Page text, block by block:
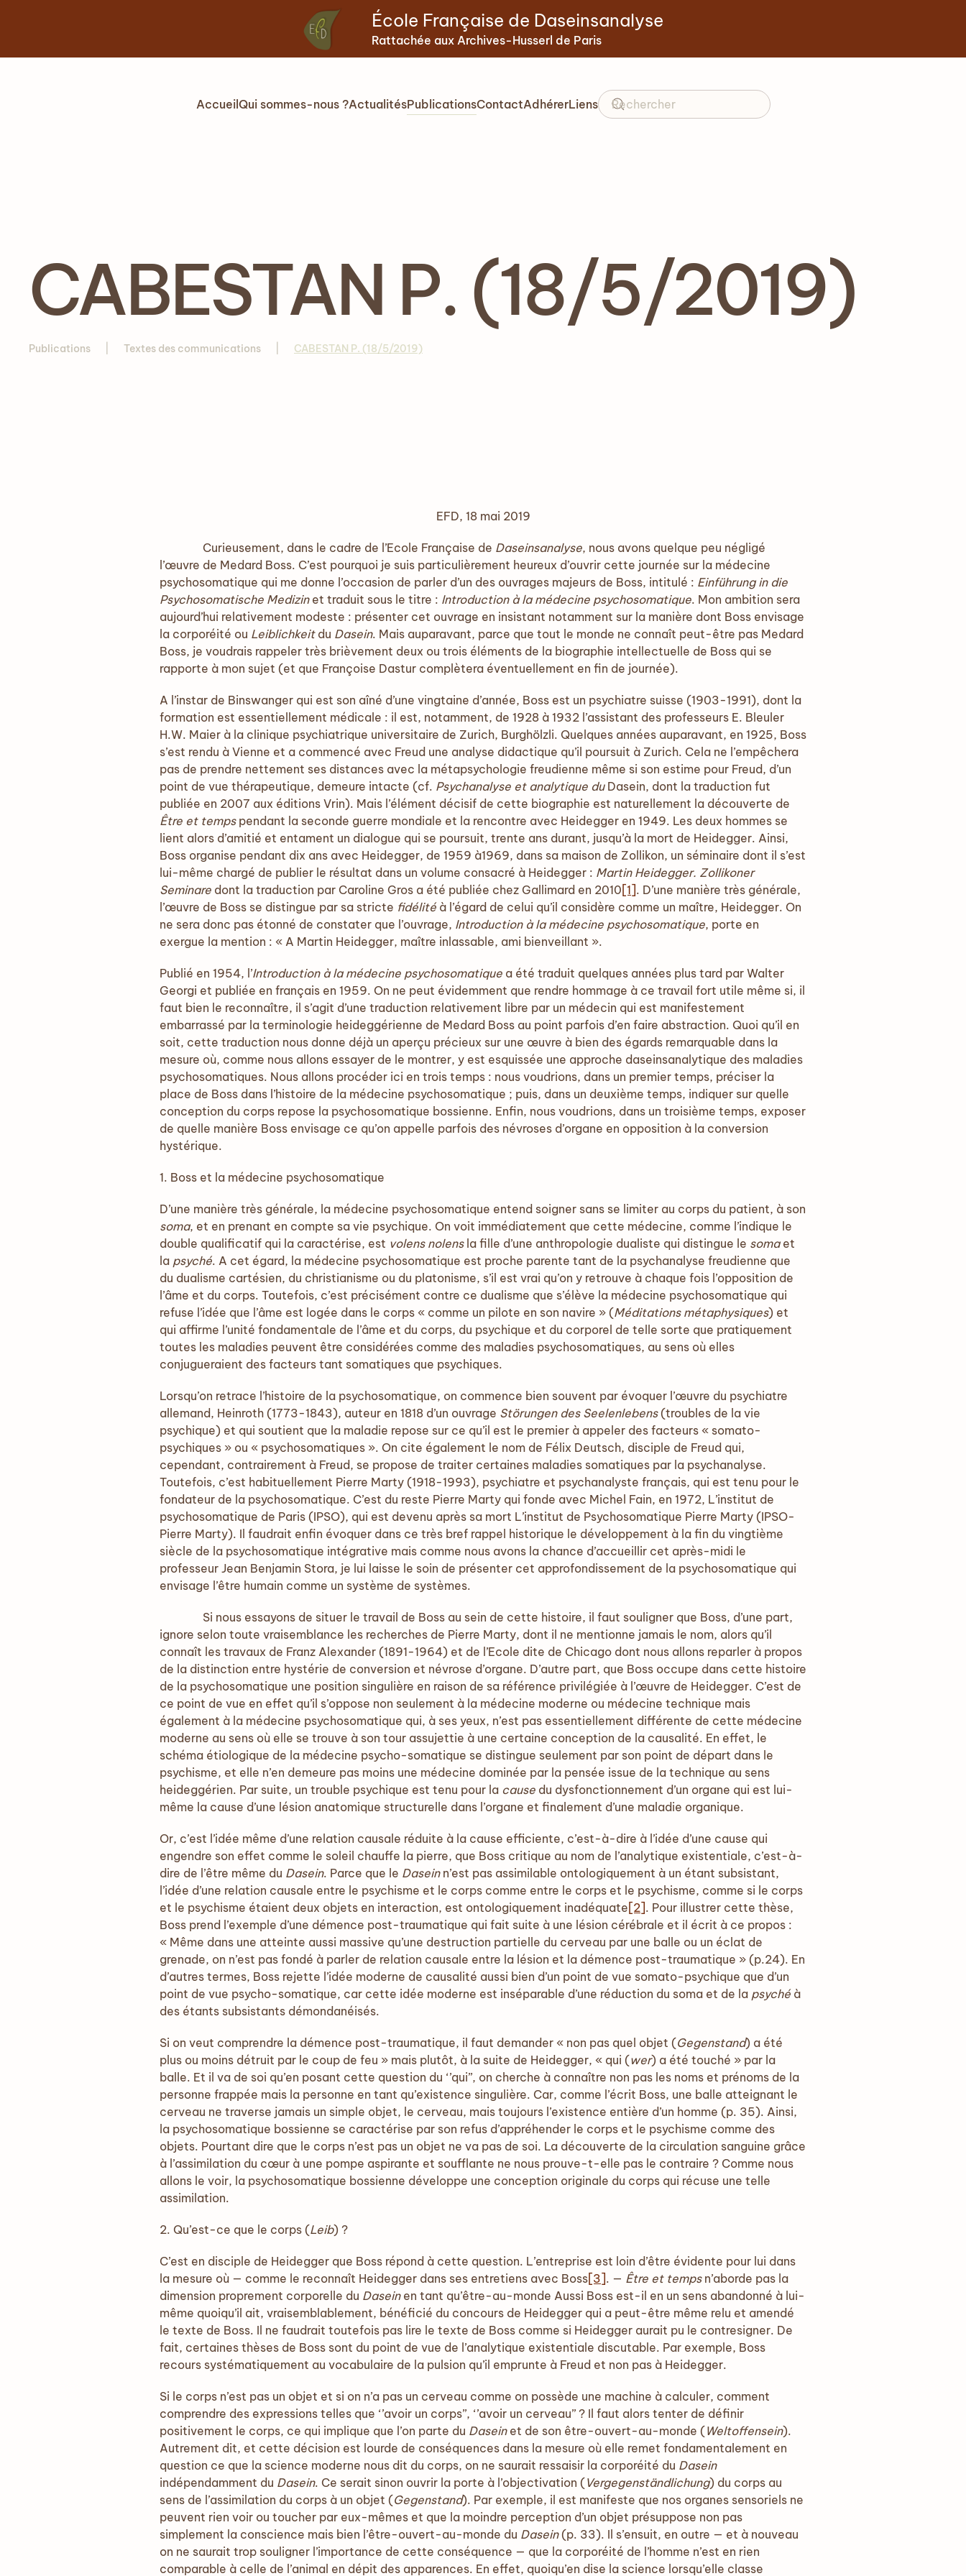
École Française de Daseinsanalyse
Rattachée aux Archives-Husserl de Paris
AccueilQui sommes-nous ?ActualitésPublicationsContactAdhérerLiens
CABESTAN P. (18/5/2019)
Publications Textes des communications CABESTAN P. (18/5/2019)
EFD, 18 mai 2019
Curieusement, dans le cadre de l’Ecole Française de Daseinsanalyse, nous avons quelque peu négligé
l’œuvre de Medard Boss. C’est pourquoi je suis particulièrement heureux d’ouvrir cette journée sur la médecine
psychosomatique qui me donne l’occasion de parler d’un des ouvrages majeurs de Boss, intitulé : Einführung in die
Psychosomatische Medizinet traduit sous le titre : Introduction à la médecine psychosomatique. Mon ambition sera
aujourd’hui relativement modeste : présenter cet ouvrage en insistant notamment sur la manière dont Boss envisage
la corporéité ou Leiblichkeitdu Dasein. Mais auparavant, parce que tout le monde ne connaît peut-être pas Medard
Boss, je voudrais rappeler très brièvement deux ou trois éléments de la biographie intellectuelle de Boss qui se
rapporte à mon sujet (et que Françoise Dastur complètera éventuellement en fin de journée).
A l’instar de Binswanger qui est son aîné d’une vingtaine d’année, Boss est un psychiatre suisse (1903-1991), dont la
formation est essentiellement médicale : il est, notamment, de 1928 à 1932 l’assistant des professeurs E. Bleuler
H.W. Maier à la clinique psychiatrique universitaire de Zurich, Burghölzli. Quelques années auparavant, en 1925, Boss
s’est rendu à Vienne et a commencé avec Freud une analyse didactique qu’il poursuit à Zurich. Cela ne l’empêchera
pas de prendre nettement ses distances avec la métapsychologie freudienne même si son estime pour Freud, d’un
point de vue thérapeutique, demeure intacte (cf. Psychanalyse et analytique du Dasein, dont la traduction fut
publiée en 2007 aux éditions Vrin). Mais l’élément décisif de cette biographie est naturellement la découverte de
Être et temps pendant la seconde guerre mondiale et la rencontre avec Heidegger en 1949. Les deux hommes se
lient alors d’amitié et entament un dialogue qui se poursuit, trente ans durant, jusqu’à la mort de Heidegger. Ainsi,
Boss organise pendant dix ans avec Heidegger, de 1959 à1969, dans sa maison de Zollikon, un séminaire dont il s’est
lui-même chargé de publier le résultat dans un volume consacré à Heidegger : Martin Heidegger. Zollikoner
Seminare dont la traduction par Caroline Gros a été publiée chez Gallimard en 2010[1]. D’une manière très générale,
l’œuvre de Boss se distingue par sa stricte fidélitéà l’égard de celui qu’il considère comme un maître, Heidegger. On
ne sera donc pas étonné de constater que l’ouvrage, Introduction à la médecine psychosomatique, porte en
exergue la mention : « A Martin Heidegger, maître inlassable, ami bienveillant ».
Publié en 1954, l’Introduction à la médecine psychosomatique a été traduit quelques années plus tard par Walter
Georgi et publiée en français en 1959. On ne peut évidemment que rendre hommage à ce travail fort utile même si, il
faut bien le reconnaître, il s’agit d’une traduction relativement libre par un médecin qui est manifestement
embarrassé par la terminologie heideggérienne de Medard Boss au point parfois d’en faire abstraction. Quoi qu’il en
soit, cette traduction nous donne déjà un aperçu précieux sur une œuvre à bien des égards remarquable dans la
mesure où, comme nous allons essayer de le montrer, y est esquissée une approche daseinsanalytique des maladies
psychosomatiques. Nous allons procéder ici en trois temps : nous voudrions, dans un premier temps, préciser la
place de Boss dans l’histoire de la médecine psychosomatique ; puis, dans un deuxième temps, indiquer sur quelle
conception du corps repose la psychosomatique bossienne. Enfin, nous voudrions, dans un troisième temps, exposer
de quelle manière Boss envisage ce qu’on appelle parfois des névroses d’organe en opposition à la conversion
hystérique.
1. Boss et la médecine psychosomatique
D’une manière très générale, la médecine psychosomatique entend soigner sans se limiter au corps du patient, à son
soma, et en prenant en compte sa vie psychique. On voit immédiatement que cette médecine, comme l’indique le
double qualificatif qui la caractérise, est volens nolensla fille d’une anthropologie dualiste qui distingue le somaet
la psyché. A cet égard, la médecine psychosomatique est proche parente tant de la psychanalyse freudienne que
du dualisme cartésien, du christianisme ou du platonisme, s’il est vrai qu’on y retrouve à chaque fois l’opposition de
l’âme et du corps. Toutefois, c’est précisément contre ce dualisme que s’élève la médecine psychosomatique qui
refuse l’idée que l’âme est logée dans le corps « comme un pilote en son navire » (Méditations métaphysiques) et
qui affirme l’unité fondamentale de l’âme et du corps, du psychique et du corporel de telle sorte que pratiquement
toutes les maladies peuvent être considérées comme des maladies psychosomatiques, au sens où elles
conjugueraient des facteurs tant somatiques que psychiques.
Lorsqu’on retrace l’histoire de la psychosomatique, on commence bien souvent par évoquer l’œuvre du psychiatre
allemand, Heinroth (1773-1843), auteur en 1818 d’un ouvrage Störungen des Seelenlebens(troubles de la vie
psychique) et qui soutient que la maladie repose sur ce qu’il est le premier à appeler des facteurs « somato-
psychiques » ou « psychosomatiques ». On cite également le nom de Félix Deutsch, disciple de Freud qui,
cependant, contrairement à Freud, se propose de traiter certaines maladies somatiques par la psychanalyse.
Toutefois, c’est habituellement Pierre Marty (1918-1993), psychiatre et psychanalyste français, qui est tenu pour le
fondateur de la psychosomatique. C’est du reste Pierre Marty qui fonde avec Michel Fain, en 1972, L’institut de
psychosomatique de Paris (IPSO), qui est devenu après sa mort L’institut de Psychosomatique Pierre Marty (IPSO-
Pierre Marty). Il faudrait enfin évoquer dans ce très bref rappel historique le développement à la fin du vingtième
siècle de la psychosomatique intégrative mais comme nous avons la chance d’accueillir cet après-midi le
professeur Jean Benjamin Stora, je lui laisse le soin de présenter cet approfondissement de la psychosomatique qui
envisage l’être humain comme un système de systèmes.
Si nous essayons de situer le travail de Boss au sein de cette histoire, il faut souligner que Boss, d’une part,
ignore selon toute vraisemblance les recherches de Pierre Marty, dont il ne mentionne jamais le nom, alors qu’il
connaît les travaux de Franz Alexander (1891-1964) et de l’Ecole dite de Chicago dont nous allons reparler à propos
de la distinction entre hystérie de conversion et névrose d’organe. D’autre part, que Boss occupe dans cette histoire
de la psychosomatique une position singulière en raison de sa référence privilégiée à l’œuvre de Heidegger. C’est de
ce point de vue en effet qu’il s’oppose non seulement à la médecine moderne ou médecine technique mais
également à la médecine psychosomatique qui, à ses yeux, n’est pas essentiellement différente de cette médecine
moderne au sens où elle se trouve à son tour assujettie à une certaine conception de la causalité. En effet, le
schéma étiologique de la médecine psycho-somatique se distingue seulement par son point de départ dans le
psychisme, et elle n’en demeure pas moins une médecine dominée par la pensée issue de la technique au sens
heideggérien. Par suite, un trouble psychique est tenu pour la cause du dysfonctionnement d’un organe qui est lui-
même la cause d’une lésion anatomique structurelle dans l’organe et finalement d’une maladie organique.
Or, c’est l’idée même d’une relation causale réduite à la cause efficiente, c’est-à-dire à l’idée d’une cause qui
engendre son effet comme le soleil chauffe la pierre, que Boss critique au nom de l’analytique existentiale, c’est-à-
dire de l’être même du Dasein. Parce que le Daseinn’est pas assimilable ontologiquement à un étant subsistant,
l’idée d’une relation causale entre le psychisme et le corps comme entre le corps et le psychisme, comme si le corps
et le psychisme étaient deux objets en interaction, est ontologiquement inadéquate[2]. Pour illustrer cette thèse,
Boss prend l’exemple d’une démence post-traumatique qui fait suite à une lésion cérébrale et il écrit à ce propos :
« Même dans une atteinte aussi massive qu’une destruction partielle du cerveau par une balle ou un éclat de
grenade, on n’est pas fondé à parler de relation causale entre la lésion et la démence post-traumatique » (p.24). En
d’autres termes, Boss rejette l’idée moderne de causalité aussi bien d’un point de vue somato-psychique que d’un
point de vue psycho-somatique, car cette idée moderne est inséparable d’une réduction du soma et de la psychéà
des étants subsistants démondanéisés.
Si on veut comprendre la démence post-traumatique, il faut demander « non pas quel objet (Gegenstand) a été
plus ou moins détruit par le coup de feu » mais plutôt, à la suite de Heidegger, « qui (wer) a été touché » par la
balle. Et il va de soi qu’en posant cette question du ‘’qui’’, on cherche à connaître non pas les noms et prénoms de la
personne frappée mais la personne en tant qu’existence singulière. Car, comme l’écrit Boss, une balle atteignant le
cerveau ne traverse jamais un simple objet, le cerveau, mais toujours l’existence entière d’un homme (p. 35). Ainsi,
la psychosomatique bossienne se caractérise par son refus d’appréhender le corps et le psychisme comme des
objets. Pourtant dire que le corps n’est pas un objet ne va pas de soi. La découverte de la circulation sanguine grâce
à l’assimilation du cœur à une pompe aspirante et soufflante ne nous prouve-t-elle pas le contraire ? Comme nous
allons le voir, la psychosomatique bossienne développe une conception originale du corps qui récuse une telle
assimilation.
2. Qu’est-ce que le corps (Leib) ?
C’est en disciple de Heidegger que Boss répond à cette question. L’entreprise est loin d’être évidente pour lui dans
la mesure où — comme le reconnaît Heidegger dans ses entretiens avec Boss[3]. — Être et tempsn’aborde pas la
dimension proprement corporelle du Daseinen tant qu’être-au-monde Aussi Boss est-il en un sens abandonné à lui-
même quoiqu’il ait, vraisemblablement, bénéficié du concours de Heidegger qui a peut-être même relu et amendé
le texte de Boss. Il ne faudrait toutefois pas lire le texte de Boss comme si Heidegger aurait pu le contresigner. De
fait, certaines thèses de Boss sont du point de vue de l’analytique existentiale discutable. Par exemple, Boss
recours systématiquement au vocabulaire de la pulsion qu’il emprunte à Freud et non pas à Heidegger.
Si le corps n’est pas un objet et si on n’a pas un cerveau comme on possède une machine à calculer, comment
comprendre des expressions telles que ‘’avoir un corps’’, ‘’avoir un cerveau’’ ? Il faut alors tenter de définir
positivement le corps, ce qui implique que l’on parte du Daseinet de son être-ouvert-au-monde (Weltoffensein).
Autrement dit, et cette décision est lourde de conséquences dans la mesure où elle remet fondamentalement en
question ce que la science moderne nous dit du corps, on ne saurait ressaisir la corporéité du Dasein
indépendamment du Dasein. Ce serait sinon ouvrir la porte à l’objectivation (Vergegenständlichung) du corps au
sens de l’assimilation du corps à un objet (Gegenstand). Par exemple, il est manifeste que nos organes sensoriels ne
peuvent rien voir ou toucher par eux-mêmes et que la moindre perception d’un objet présuppose non pas
simplement la conscience mais bien l’être-ouvert-au-monde du Dasein(p. 33). Il s’ensuit, en outre — et à nouveau
on ne saurait trop souligner l’importance de cette conséquence — que la corporéité de l’homme n’est en rien
comparable à celle de l’animal en dépit des apparences. En effet, quoiqu’en dise la science lorsqu’elle classe